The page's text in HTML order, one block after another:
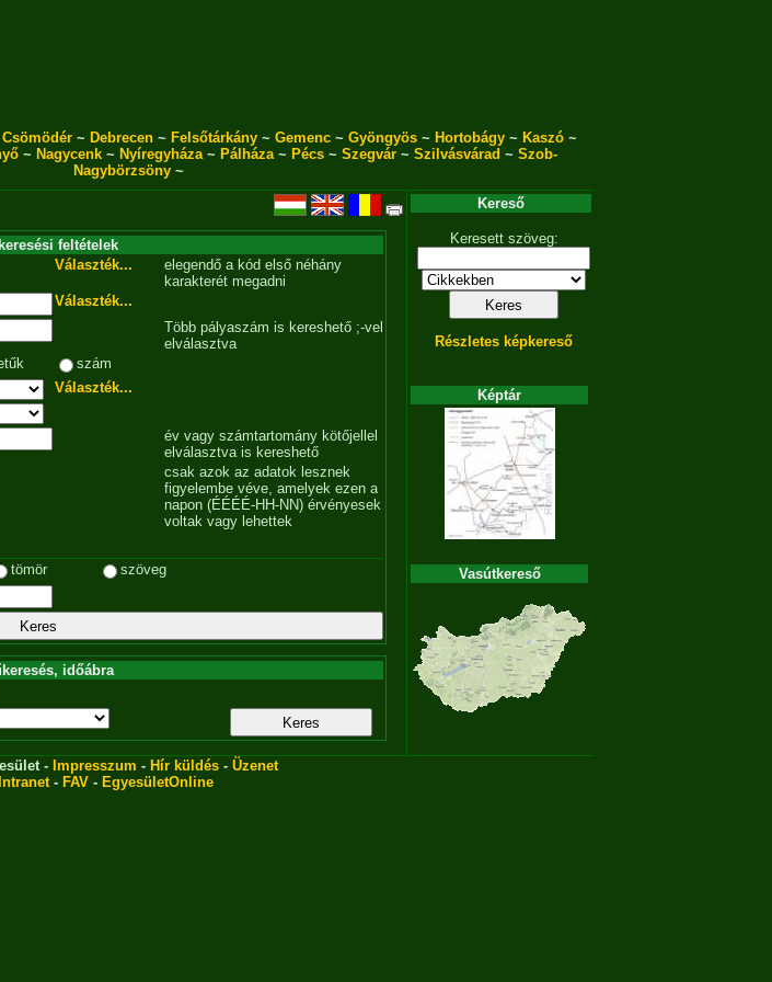
Csömödér ~ Debrecen ~ Felsőtárkány ~ Gemenc ~ Gyöngyös ~ Hortobágy ~ Kaszó ~
~ Nagycenk~ Nyíregyháza~ Pálháza~ Pécs~ Szegvár~ Szilvásvárad ~ Szob-
Nagybörzsöny ~
feltételek
Választék...
elegendő a kód első néhány
karakterét megadni
Választék...
Több pályaszám is kereshető ;-vel
elválasztva
szám
Választék...
év vagy számtartomány kötőjellel
elválasztva is kereshető
csak azok az adatok lesznek
figyelembe véve, amelyek ezen a
napon (ÉÉÉÉ-HH-NN) érvényesek
voltak vagy lehettek
tömör
szöveg
időábra
Kereső
Keresett szöveg:
Részletes képkereső
Képtár
Vasútkereső
- Impresszum - Hír küldés - Üzenet
Intranet- FAV - EgyesületOnline